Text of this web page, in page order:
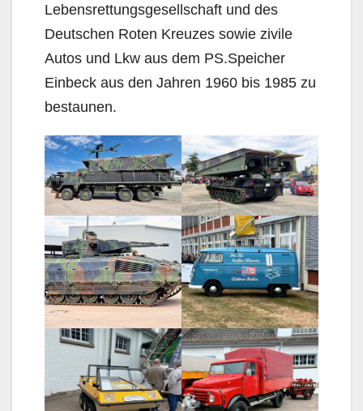
Lebensrettungsgesellschaft und des
Deutschen Roten Kreuzes sowie zivile
Autos und Lkw aus dem PS.Speicher
Einbeck aus den Jahren 1960 bis 1985 zu
bestaunen.